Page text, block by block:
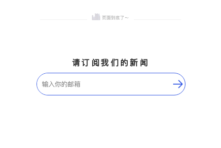
请订阅我们的新闻